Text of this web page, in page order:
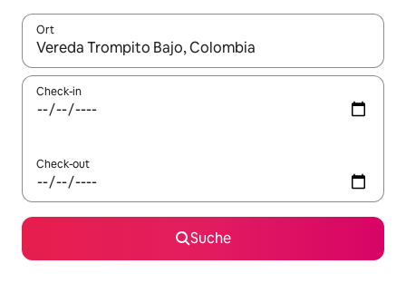
Ort
Wenn Ergebnisse verfügbar sind, navigiere mit den
Check-in
Check-out
Suche